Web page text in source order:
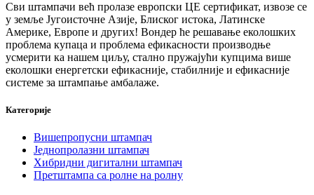
Сви штампачи већ пролазе европски ЦЕ сертификат, извозе се
у земље Југоисточне Азије, Блиског истока, Латинске
Америке, Европе и других! Вондер ће решавање еколошких
проблема купаца и проблема ефикасности производње
усмерити ка нашем циљу, стално пружајући купцима више
еколошки енергетски ефикасније, стабилније и ефикасније
системе за штампање амбалаже.
Категорије
Вишепропусни штампач
Једнопролазни штампач
Хибридни дигитални штампач
Претштампа са ролне на ролну